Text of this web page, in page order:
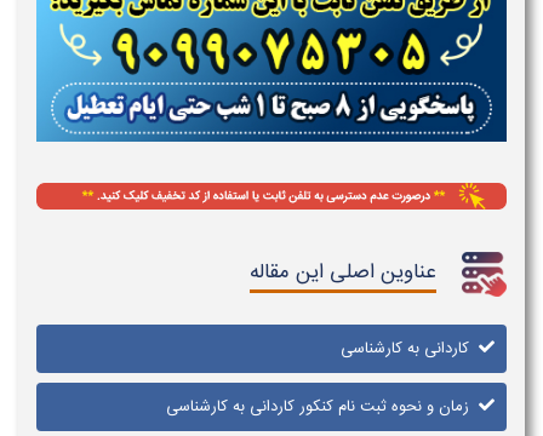
عناوین اصلی این مقاله
کاردانی به کارشناسی
زمان و نحوه ثبت نام کنکور کاردانی به کارشناسی